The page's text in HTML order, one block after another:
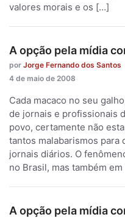
valores morais e os […]
A opção pela mídia
por Jorge Fernando dos Santos
4 de maio de 2008
Cada macaco no seu
de jornais e profissionais
povo, certamente não
tantos malabarismos para
jornais diários. O
no Brasil, mas também
A opção pela mídia